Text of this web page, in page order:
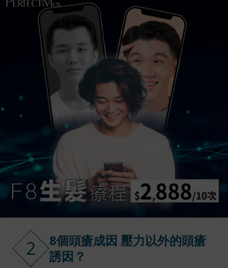
2
8個頭瘡成因 壓力以外的頭瘡
誘因？